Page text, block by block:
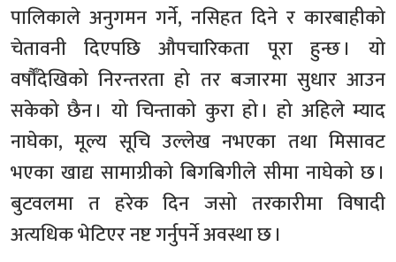
पालिकाले अनुगमन गर्ने, नसिहत दिने र कारबाहीको
चेतावनी दिएपछि औपचारिकता पूरा हुन्छ । यो
वर्षौँदेखिको निरन्तरता हो तर बजारमा सुधार आउन
सकेको छैन । यो चिन्ताको कुरा हो । हो अहिले म्याद
नाघेका, मूल्य सूचि उल्लेख नभएका तथा मिसावट
भएका खाद्य सामाग्रीको बिगबिगीले सीमा नाघेको छ ।
बुटवलमा त हरेक दिन जसो तरकारीमा विषादी
अत्यधिक भेटिएर नष्ट गर्नुपर्ने अवस्था छ ।